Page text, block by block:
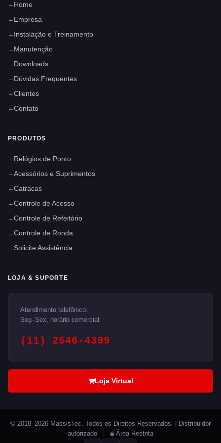
Home
Empresa
Instalação e Treinamento
Manutenção
Downloads
Dúvidas Frequentes
Clientes
Contato
PRODUTOS
Relógios de Ponto
Acessórios e Suprimentos
Catracas
Controle de Acesso
Controle de Refeitório
Controle de Ronda
Solicite Assistência
LOJA & SUPORTE
Atendimento telefônico:
Seg–Sex, horário comercial
(11) 2546-4399
Loja Virtual
© 2018–2026 MassisTec. Todos os Direitos Reservados. | Distribuidor
autorizado
Área Restrita